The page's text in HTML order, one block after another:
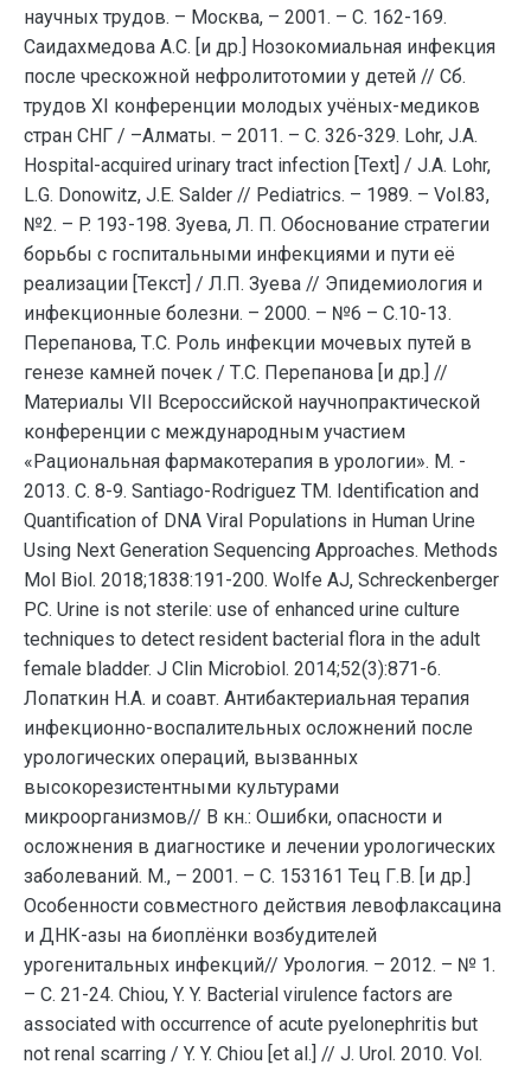
научных трудов. – Москва, – 2001. – С. 162-169.
Саидахмедова А.С. [и др.] Нозокомиальная инфекция
после чрескожной нефролитотомии у детей // Сб.
трудов ХI конференции молодых учёных-медиков
стран СНГ / –Алматы. – 2011. – С. 326-329. Lohr, J.A.
Hospital-acquired urinary tract infection [Text] / J.A. Lohr,
L.G. Donowitz, J.E. Salder // Pediatrics. – 1989. – Vol.83,
№2. – P. 193-198. Зуева, Л. П. Обоснование стратегии
борьбы с госпитальными инфекциями и пути её
реализации [Текст] / Л.П. Зуева // Эпидемиология и
инфекционные болезни. – 2000. – №6 – С.10-13.
Перепанова, Т.С. Роль инфекции мочевых путей в
генезе камней почек / Т.С. Перепанова [и др.] //
Материалы VII Всероссийской научнопрактической
конференции с международным участием
«Рациональная фармакотерапия в урологии». М. -
2013. С. 8-9. Santiago-Rodriguez TM. Identification and
Quantification of DNA Viral Populations in Human Urine
Using Next Generation Sequencing Approaches. Methods
Mol Biol. 2018;1838:191-200. Wolfe AJ, Schreckenberger
PC. Urine is not sterile: use of enhanced urine culture
techniques to detect resident bacterial flora in the adult
female bladder. J Clin Microbiol. 2014;52(3):871-6.
Лопаткин Н.А. и соавт. Антибактериальная терапия
инфекционно-воспалительных осложнений после
урологических операций, вызванных
высокорезистентными культурами
микроорганизмов// В кн.: Ошибки, опасности и
осложнения в диагностике и лечении урологических
заболеваний. М., – 2001. – С. 153161 Тец Г.В. [и др.]
Особенности совместного действия левофлаксацина
и ДНК-азы на биоплёнки возбудителей
урогенитальных инфекций// Урология. – 2012. – № 1.
– С. 21-24. Chiou, Y. Y. Bacterial virulence factors are
associated with occurrence of acute pyelonephritis but
not renal scarring / Y. Y. Chiou [et al.] // J. Urol. 2010. Vol.